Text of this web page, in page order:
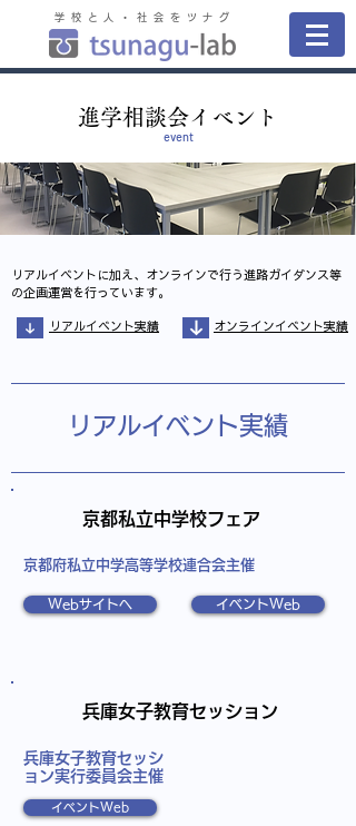
学校と人・社会をツナグ
進学相談会イベント
event
リアルイベントに加え、オンラインで行う進路ガイダンス等
の企画運営を行っています。
リアルイベント実績
オンラインイベント実績
リアルイベント実績
京都私立中学校フェア
京都府私立中学高等学校連合会主催
Webサイトへ イベントWeb
兵庫女子教育セッション
​兵庫女子教育セッシ
ョン実行委員会主催
イベントWeb